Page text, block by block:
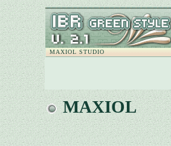
MAXIOL STUDIO
MAXIOL